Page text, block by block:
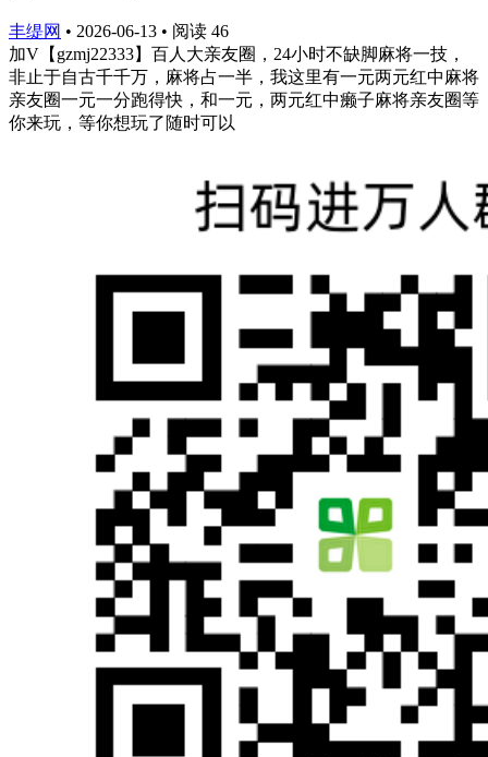
丰缇网 • 2026-06-13 • 阅读 46
加V【gzmj22333】百人大亲友圈，24小时不缺脚麻将一技，
非止于自古千千万，麻将占一半，我这里有一元两元红中麻将
亲友圈一元一分跑得快，和一元，两元红中癞子麻将亲友圈等
你来玩，等你想玩了随时可以